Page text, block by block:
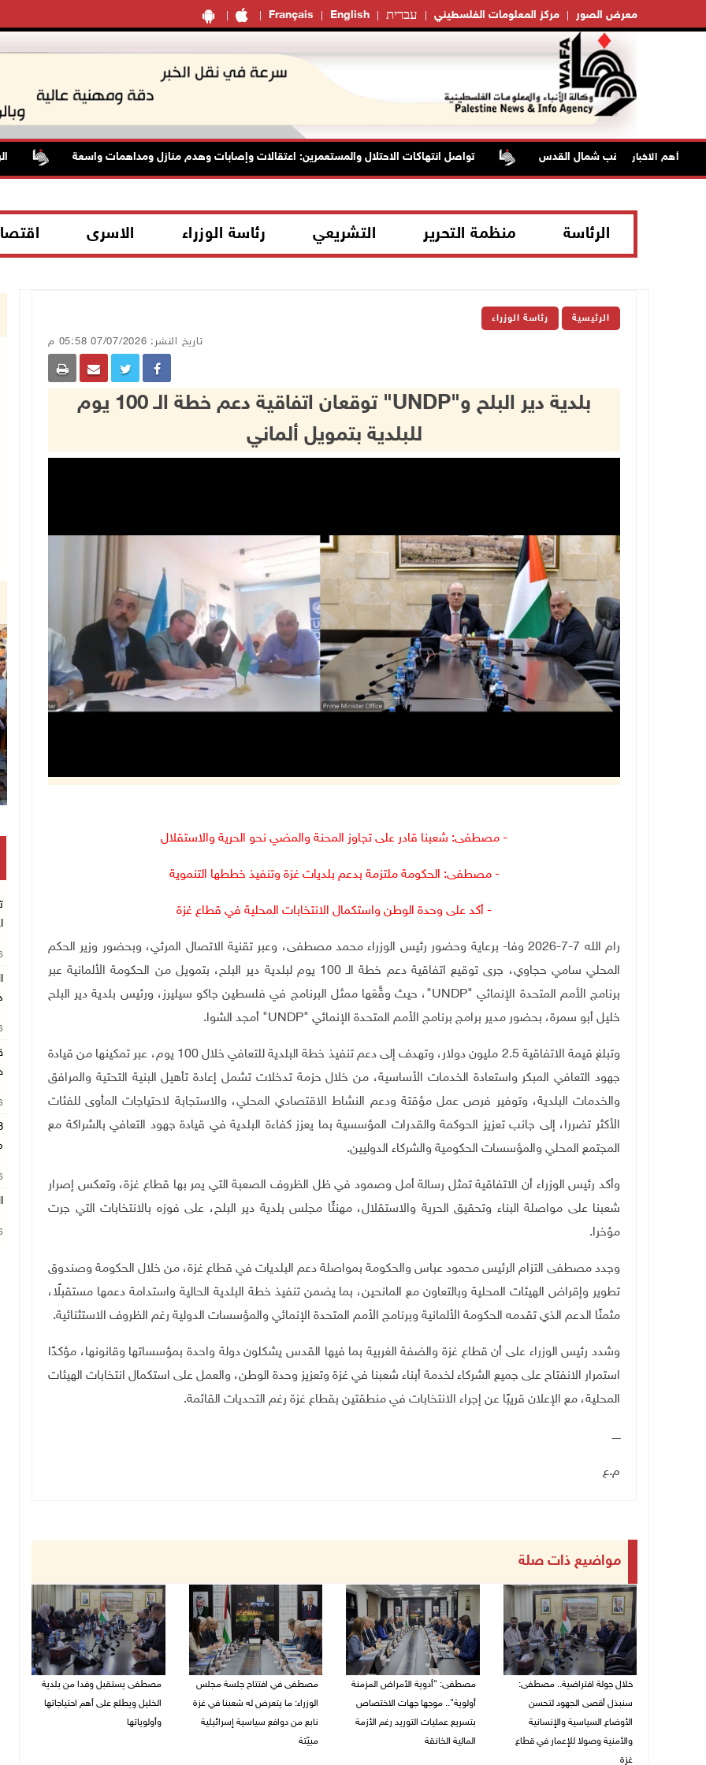
Français English עברית مركز المعلومات الفلسطيني معرض الصور
أهم الاخبار تواصل انتهاكات الاحتلال والمستعمرين: اعتقالات وإصابات وهدم منازل ومداهمات واسعة
الرئاسة منظمة التحرير التشريعي رئاسة الوزراء الاسرى
الرئيسية رئاسة الوزراء
تاريخ النشر: 07/07/2026 05:58 م
بلدية دير البلح و"UNDP" توقعان اتفاقية دعم خطة الـ 100 يوم
للبلدية بتمويل ألماني
- مصطفى: شعبنا قادر على تجاوز المحنة والمضي نحو الحرية والاستقلال
- مصطفى: الحكومة ملتزمة بدعم بلديات غزة وتنفيذ خططها التنموية
- أكد على وحدة الوطن واستكمال الانتخابات المحلية في قطاع غزة
رام الله 7-7-2026 وفا- برعاية وحضور رئيس الوزراء محمد مصطفى، وعبر تقنية الاتصال المرئي، وبحضور وزير الحكم
المحلي سامي حجاوي، جرى توقيع اتفاقية دعم خطة الـ 100 يوم لبلدية دير البلح، بتمويل من الحكومة الألمانية عبر
برنامج الأمم المتحدة الإنمائي "UNDP"، حيث وقَّعَها ممثل البرنامج في فلسطين جاكو سيليرز، ورئيس بلدية دير البلح
خليل أبو سمرة، بحضور مدير برامج برنامج الأمم المتحدة الإنمائي "UNDP" أمجد الشوا.
وتبلغ قيمة الاتفاقية 2.5 مليون دولار، وتهدف إلى دعم تنفيذ خطة البلدية للتعافي خلال 100 يوم، عبر تمكينها من قيادة
جهود التعافي المبكر واستعادة الخدمات الأساسية، من خلال حزمة تدخلات تشمل إعادة تأهيل البنية التحتية والمرافق
والخدمات البلدية، وتوفير فرص عمل مؤقتة ودعم النشاط الاقتصادي المحلي، والاستجابة لاحتياجات المأوى للفئات
الأكثر تضررا، إلى جانب تعزيز الحوكمة والقدرات المؤسسية بما يعزز كفاءة البلدية في قيادة جهود التعافي بالشراكة مع
المجتمع المحلي والمؤسسات الحكومية والشركاء الدوليين.
وأكد رئيس الوزراء أن الاتفاقية تمثل رسالة أمل وصمود في ظل الظروف الصعبة التي يمر بها قطاع غزة، وتعكس إصرار
شعبنا على مواصلة البناء وتحقيق الحرية والاستقلال، مهنئًا مجلس بلدية دير البلح، على فوزه بالانتخابات التي جرت
مؤخرا.
وجدد مصطفى التزام الرئيس محمود عباس والحكومة بمواصلة دعم البلديات في قطاع غزة، من خلال الحكومة وصندوق
تطوير وإقراض الهيئات المحلية وبالتعاون مع المانحين، بما يضمن تنفيذ خطة البلدية الحالية واستدامة دعمها مستقبلًا،
مثمنًا الدعم الذي تقدمه الحكومة الألمانية وبرنامج الأمم المتحدة الإنمائي والمؤسسات الدولية رغم الظروف الاستثنائية.
وشدد رئيس الوزراء على أن قطاع غزة والضفة الغربية بما فيها القدس يشكلون دولة واحدة بمؤسساتها وقانونها، مؤكدًا
استمرار الانفتاح على جميع الشركاء لخدمة أبناء شعبنا في غزة وتعزيز وحدة الوطن، والعمل على استكمال انتخابات الهيئات
المحلية، مع الإعلان قريبًا عن إجراء الانتخابات في منطقتين بقطاع غزة رغم التحديات القائمة.
ـــــ
م.ع
مواضيع ذات صلة
خلال جولة افتراضية.. مصطفى:
سنبذل أقصى الجهود لتحسن
الأوضاع السياسية والإنسانية
والأمنية وصولا للإعمار في قطاع
غزة
مصطفى: "أدوية الأمراض المزمنة
أولوية".. موجها جهات الاختصاص
بتسريع عمليات التوريد رغم الأزمة
المالية الخانقة
مصطفى في افتتاح جلسة مجلس
الوزراء: ما يتعرض له شعبنا في غزة
نابع من دوافع سياسية إسرائيلية
مبيّتة
مصطفى يستقبل وفدا من بلدية
الخليل ويطلع على أهم احتياجاتها
وأولوياتها
انتشال رفات شهيد مجهول الهوية بخان يونس